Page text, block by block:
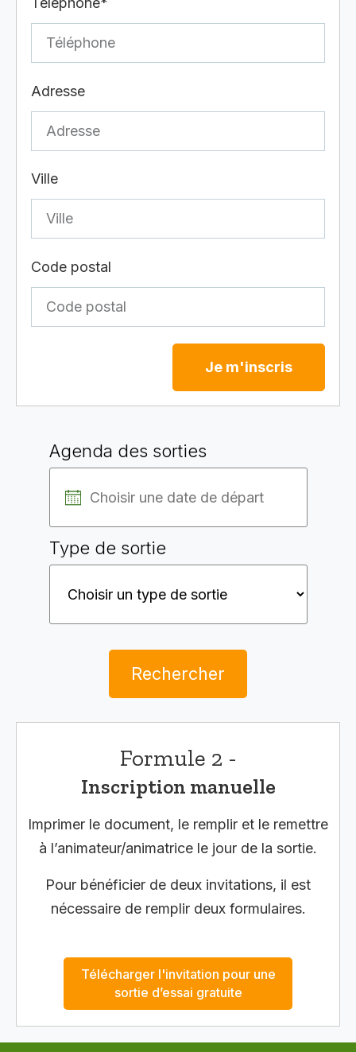
Adresse
Ville
Code postal
Je m'inscris
Agenda des sorties
Type de sortie
Rechercher
Formule 2 -
Inscription manuelle
Imprimer le document, le remplir et le remettre
à l’animateur/animatrice le jour de la sortie.
Pour bénéficier de deux invitations, il est
nécessaire de remplir deux formulaires.
Télécharger l'invitation pour une
sortie d’essai gratuite